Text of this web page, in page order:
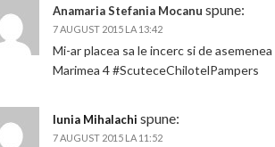
Anamaria Stefania Mocanu spune:
7 AUGUST 2015 LA 13:42
Mi-ar placea sa le incerc si de
Marimea 4 #ScuteceChilotelPampers
Iunia Mihalachi spune:
7 AUGUST 2015 LA 11:52